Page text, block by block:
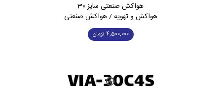
هواکش صنعتی سایز 30
هواکش و تهویه / هواکش صنعتی
4,500,000 تومان